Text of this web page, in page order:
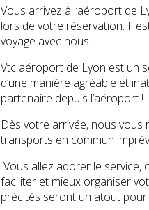
Vous arrivez à l’aéroport de
lors de votre réservation. Il
voyage avec nous.
Vtc aéroport de Lyon est un
d’une manière agréable et
partenaire depuis l’aéroport !
Dès votre arrivée, nous vous
transports en commun
Vous allez adorer le
faciliter et mieux organiser
précités seront un atout